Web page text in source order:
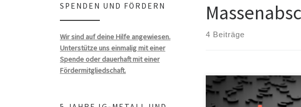
4 Beiträge
SPENDEN UND FÖRDERN
Wir sind auf deine Hilfe angewiesen.
Unterstütze uns einmalig mit einer
Spende oder dauerhaft mit einer
Fördermitgliedschaft.